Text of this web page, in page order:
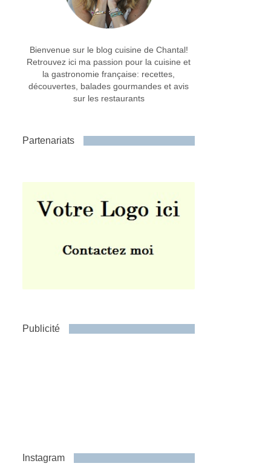
Bienvenue sur le blog cuisine de Chantal!
Retrouvez ici ma passion pour la cuisine et
la gastronomie française: recettes,
découvertes, balades gourmandes et avis
sur les restaurants
Partenariats
Publicité
Instagram